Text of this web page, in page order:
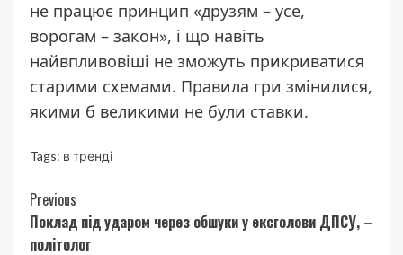
не працює принцип «друзям – усе,
ворогам – закон», і що навіть
найвпливовіші не зможуть прикриватися
старими схемами. Правила гри змінилися,
якими б великими не були ставки.
Tags: в тренді
Continue
Reading
Previous
Поклад під ударом через обшуки у ексголови ДПСУ, –
політолог